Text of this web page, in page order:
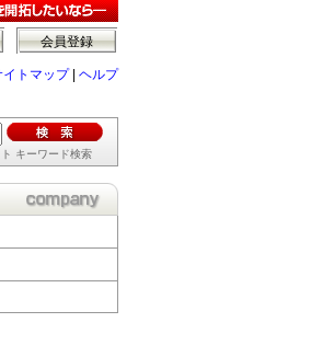
会員登録
イトマップ| ヘルプ
キーワード検索